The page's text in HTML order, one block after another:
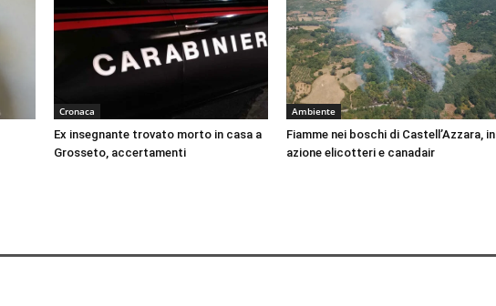
Cronaca
Ex insegnante trovato morto in casa a
Grosseto, accertamenti
Ambiente
Fiamme nei boschi di Castell’Azzara, in
azione elicotteri e canadair